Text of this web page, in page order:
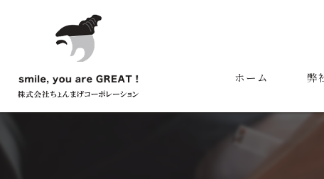
ホーム 弊
代表